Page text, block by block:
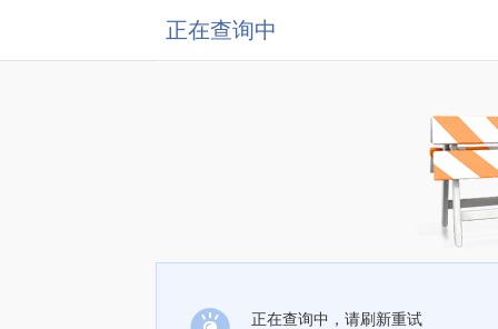
正在查询中
正在查询中，请刷新重试